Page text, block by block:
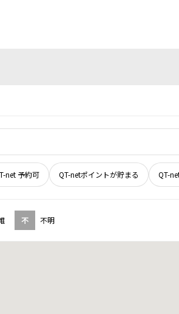
net 予約可 QT-netポイントが貯まる QT-
不 不明